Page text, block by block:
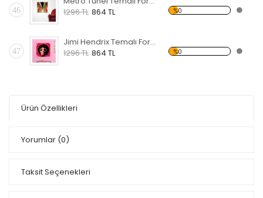
46
1296 TL 864 TL %0
47
Jimi Hendrix Temalı Forex Tablo
1296 TL 864 TL %0
Ürün Özellikleri
Yorumlar (0)
Taksit Seçenekleri